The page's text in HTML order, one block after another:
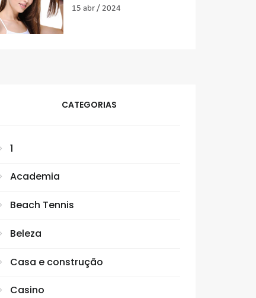
15 abr / 2024
CATEGORIAS
1
Academia
Beach Tennis
Beleza
Casa e construção
Casino